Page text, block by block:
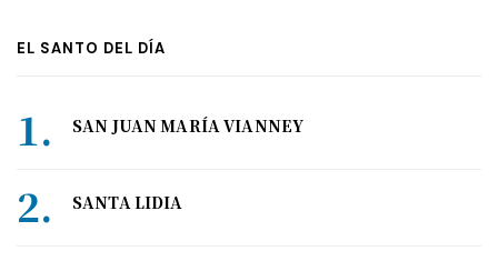
EL SANTO DEL DÍA
SAN JUAN MARÍA VIANNEY
SANTA LIDIA